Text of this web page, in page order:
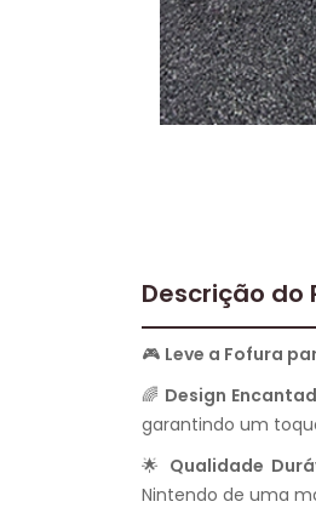
Descrição do
🎮 Leve a Fofura
🌈 Design
garantindo um
🌟 Qualidade
Nintendo de uma